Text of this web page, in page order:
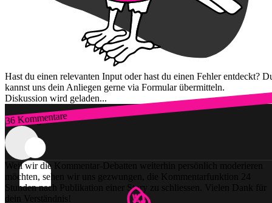
Hast du einen relevanten Input oder hast du einen Fehler entdeckt?
kannst uns dein Anliegen gerne via Formular übermitteln.
Diskussion wird geladen...
36 Kommentare
Zum Login
Weil wir die Kommentar-Debatten weiterhin persönlich moderieren
möchten, sehen wir uns gezwungen, die Kommentarfunktion 24
Stunden nach Publikation einer Story zu schliessen. Vielen Dank für
dein Verständnis!